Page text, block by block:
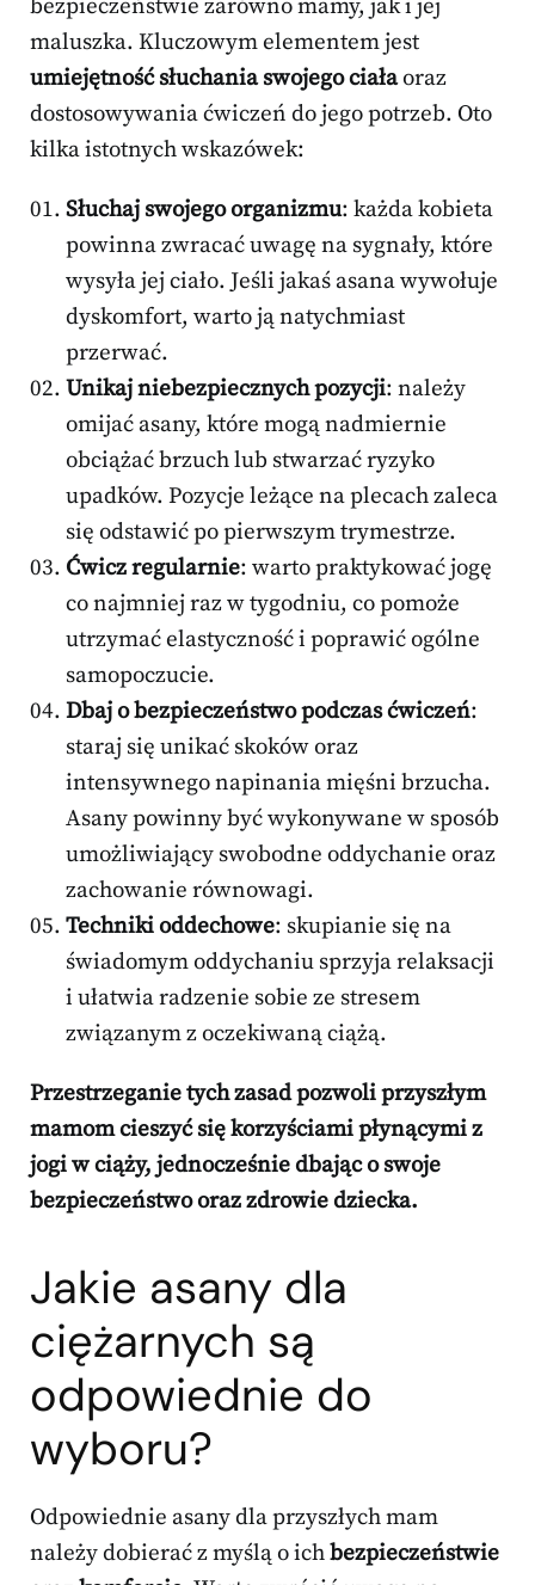
bezpieczeństwie zarówno mamy, jak i jej
maluszka. Kluczowym elementem jest
umiejętność słuchania swojego ciałaoraz
dostosowywania ćwiczeń do jego potrzeb. Oto
kilka istotnych wskazówek:
Słuchaj swojego organizmu: każda kobieta
powinna zwracać uwagę na sygnały, które
wysyła jej ciało. Jeśli jakaś asana wywołuje
dyskomfort, warto ją natychmiast
przerwać.
Unikaj niebezpiecznych pozycji: należy
omijać asany, które mogą nadmiernie
obciążać brzuch lub stwarzać ryzyko
upadków. Pozycje leżące na plecach zaleca
się odstawić po pierwszym trymestrze.
Ćwicz regularnie: warto praktykować jogę
co najmniej raz w tygodniu, co pomoże
utrzymać elastyczność i poprawić ogólne
samopoczucie.
Dbaj o bezpieczeństwo podczas ćwiczeń:
staraj się unikać skoków oraz
intensywnego napinania mięśni brzucha.
Asany powinny być wykonywane w sposób
umożliwiający swobodne oddychanie oraz
zachowanie równowagi.
Techniki oddechowe: skupianie się na
świadomym oddychaniu sprzyja relaksacji
i ułatwia radzenie sobie ze stresem
związanym z oczekiwaną ciążą.
Przestrzeganie tych zasad pozwoli przyszłym
mamom cieszyć się korzyściami płynącymi z
jogi w ciąży, jednocześnie dbając o swoje
bezpieczeństwo oraz zdrowie dziecka.
Jakie asany dla
ciężarnych są
odpowiednie do
wyboru?
Odpowiednie asany dla przyszłych mam
należy dobierać z myślą o ichbezpieczeństwie